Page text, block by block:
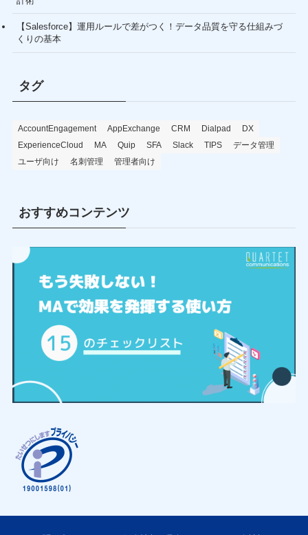
【Salesforce】運用ルールで差がつく！データ品質を守る仕組みづ
くりの基本
タグ
AccountEngagement AppExchange CRM Dialpad
DX
ExperienceCloud
MA Quip SFA Slack TIPS
データ管理
ユーザ向け
名刺管理 管理者向け
おすすめコンテンツ